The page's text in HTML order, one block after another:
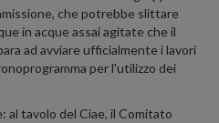
che potrebbe slittare
in acque assai agitate che il
ad avviare ufficialmente i lavori
per l'utilizzo dei
al tavolo del Ciae, il Comitato